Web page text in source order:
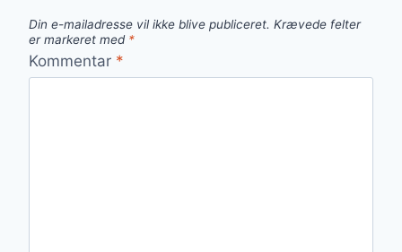
Din e-mailadresse vil ikke blive publiceret. Krævede felter
er markeret med *
Kommentar *